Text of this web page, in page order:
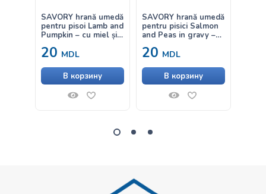
SAVORY hrană umedă
pentru pisoi Lamb and
Pumpkin – cu miel și
20 MDL
В корзину
SAVORY hrană umedă
pentru pisici Salmon
and Peas in gravy –
sos 85g
20 MDL
В корзину